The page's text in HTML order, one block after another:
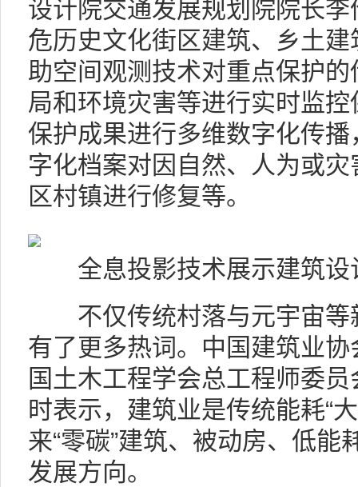
设计院交通发展规划院院长
危历史文化街区建筑、乡土
助空间观测技术对重点保护
局和环境灾害等进行实时监
保护成果进行多维数字化传
字化档案对因自然、人为或
区村镇进行修复等。
全息投影技术展示建筑设
不仅传统村落与元宇宙等
有了更多热词。中国建筑业
国土木工程学会总工程师委
时表示，建筑业是传统能耗“
来“零碳”建筑、被动房、低
发展方向。